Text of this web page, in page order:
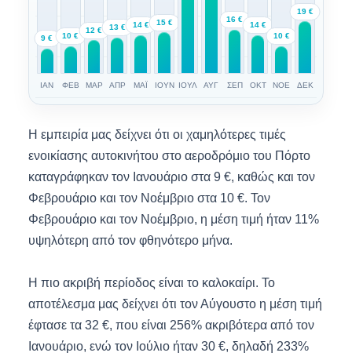
9 €
ΙΑΝ
10 €
ΦΕΒ
12 €
ΜΑΡ
13 €
ΑΠΡ
14 €
ΜΑΪ
15 €
ΙΟΥΝ ΙΟΥΛ ΑΥΓ
16 €
ΣΕΠ
14 €
ΟΚΤ
10 €
ΝΟΕ
19 €
ΔΕΚ
Η εμπειρία μας δείχνει ότι οι χαμηλότερες τιμές
ενοικίασης αυτοκινήτου στο αεροδρόμιο του Πόρτο
καταγράφηκαν τον Ιανουάριο στα 9 €, καθώς και τον
Φεβρουάριο και τον Νοέμβριο στα 10 €. Τον
Φεβρουάριο και τον Νοέμβριο, η μέση τιμή ήταν 11%
υψηλότερη από τον φθηνότερο μήνα.
Η πιο ακριβή περίοδος είναι το καλοκαίρι. Το
αποτέλεσμα μας δείχνει ότι τον Αύγουστο η μέση τιμή
έφτασε τα 32 €, που είναι 256% ακριβότερα από τον
Ιανουάριο, ενώ τον Ιούλιο ήταν 30 €, δηλαδή 233%